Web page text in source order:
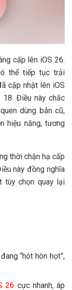
cấp lên iOS 26.
thể tiếp tục trải
cập nhật lên iOS
18. Điều này chắc
dùng bản cũ,
hiệu năng, tương
thời chặn hạ cấp
này đồng nghĩa
tùy chọn quay lại
đang “hót hòn họt”,
26 cực nhanh, áp